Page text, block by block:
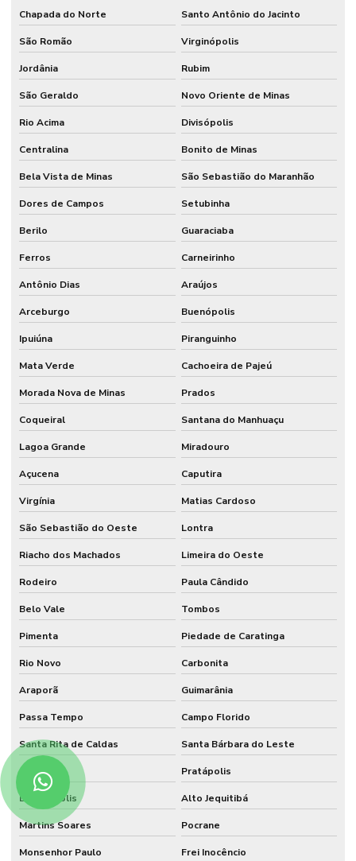
Chapada do Norte Santo Antônio do Jacinto
São Romão Virginópolis
Jordânia Rubim
São Geraldo Novo Oriente de Minas
Rio Acima Divisópolis
Centralina Bonito de Minas
Bela Vista de Minas São Sebastião do Maranhão
Dores de Campos Setubinha
Berilo Guaraciaba
Ferros Carneirinho
Antônio Dias Araújos
Arceburgo Buenópolis
Ipuiúna Piranguinho
Mata Verde Cachoeira de Pajeú
Morada Nova de Minas Prados
Coqueiral Santana do Manhuaçu
Lagoa Grande Miradouro
Açucena Caputira
Virgínia Matias Cardoso
São Sebastião do Oeste Lontra
Riacho dos Machados Limeira do Oeste
Rodeiro Paula Cândido
Belo Vale Tombos
Pimenta Piedade de Caratinga
Rio Novo Carbonita
Araporã Guimarânia
Passa Tempo Campo Florido
Santa Rita de Caldas Santa Bárbara do Leste
Orizânia Pratápolis
Delfinópolis Alto Jequitibá
Martins Soares Pocrane
Monsenhor Paulo Frei Inocêncio